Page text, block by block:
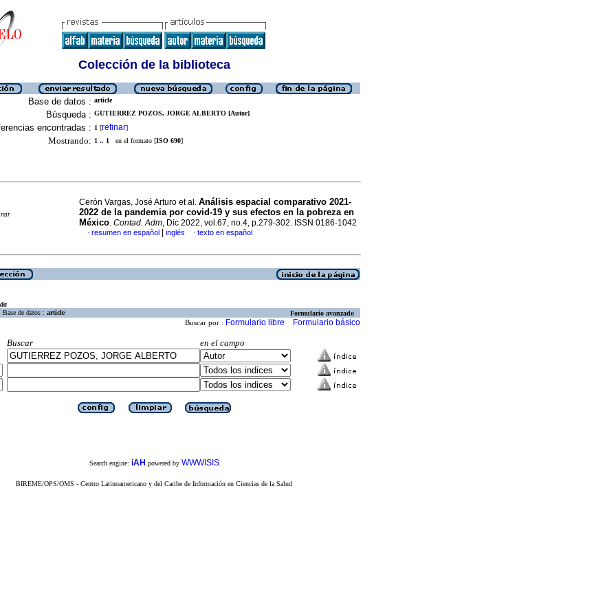
Colección de la biblioteca
Base de datos : article
Búsqueda : GUTIERREZ POZOS, JORGE ALBERTO [Autor]
encontradas : 1 [refinar]
Mostrando: 1 .. 1 en el formato [ISO 690]
Cerón Vargas, José Arturo et al. Análisis espacial comparativo 2021-
2022 de la pandemia por covid-19 y sus efectos en la pobreza en
México. Contad. Adm, Dic 2022, vol.67, no.4, p.279-302. ISSN 0186-1042
· resumen en español inglés · texto en español
Base de datos : article Formulario avanzado
Buscar por : Formulario libre Formulario básico
Buscar
en el campo
Search engine: iAH powered by WWWISIS
BIREME/OPS/OMS - Centro Latinoamericano y del Caribe de Información en Ciencias de la Salud